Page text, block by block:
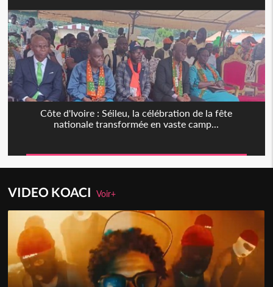
Côte d'Ivoire : Séileu, la célébration de la fête
nationale transformée en vaste camp...
VIDEO KOACIVoir+